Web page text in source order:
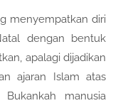
menyempatkan diri
dengan bentuk
apalagi dijadikan
ajaran Islam atas
manusia